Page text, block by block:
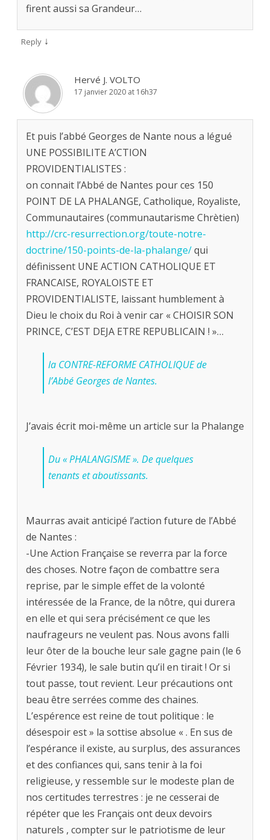
firent aussi sa Grandeur…
Reply ↓
Hervé J. VOLTO
17 janvier 2020 at 16h37
Et puis l’abbé Georges de Nante nous a légué
UNE POSSIBILITE A’CTION
PROVIDENTIALISTES :
on connait l’Abbé de Nantes pour ces 150
POINT DE LA PHALANGE, Catholique, Royaliste,
Communautaires (communautarisme Chrètien)
http://crc-resurrection.org/toute-notre-
doctrine/150-points-de-la-phalange/qui
définissent UNE ACTION CATHOLIQUE ET
FRANCAISE, ROYALOISTE ET
PROVIDENTIALISTE, laissant humblement à
Dieu le choix du Roi à venir car « CHOISIR SON
PRINCE, C’EST DEJA ETRE REPUBLICAIN ! »…
la CONTRE-REFORME CATHOLIQUE de
l’Abbé Georges de Nantes.
J’avais écrit moi-même un article sur la Phalange
Du « PHALANGISME ». De quelques
tenants et aboutissants.
Maurras avait anticipé l’action future de l’Abbé
de Nantes :
-Une Action Française se reverra par la force
des choses. Notre façon de combattre sera
reprise, par le simple effet de la volonté
intéressée de la France, de la nôtre, qui durera
en elle et qui sera précisément ce que les
naufrageurs ne veulent pas. Nous avons falli
leur ôter de la bouche leur sale gagne pain (le 6
Février 1934), le sale butin qu’il en tirait ! Or si
tout passe, tout revient. Leur précautions ont
beau être serrées comme des chaines.
L’espérence est reine de tout politique : le
désespoir est » la sottise absolue « . En sus de
l’espérance il existe, au surplus, des assurances
et des confiances qui, sans tenir à la foi
religieuse, y ressemble sur le modeste plan de
nos certitudes terrestres : je ne cesserai de
répéter que les Français ont deux devoirs
naturels , compter sur le patriotisme de leur